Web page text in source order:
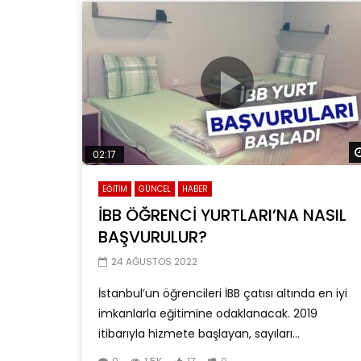
02:17
EĞİTİM GÜNCEL HABER
İBB ÖĞRENCİ YURTLARI’NA NASIL
BAŞVURULUR?
24 AĞUSTOS 2022
İstanbul’un öğrencileri İBB çatısı altında en iyi
imkanlarla eğitimine odaklanacak. 2019
itibarıyla hizmete başlayan, sayıları...